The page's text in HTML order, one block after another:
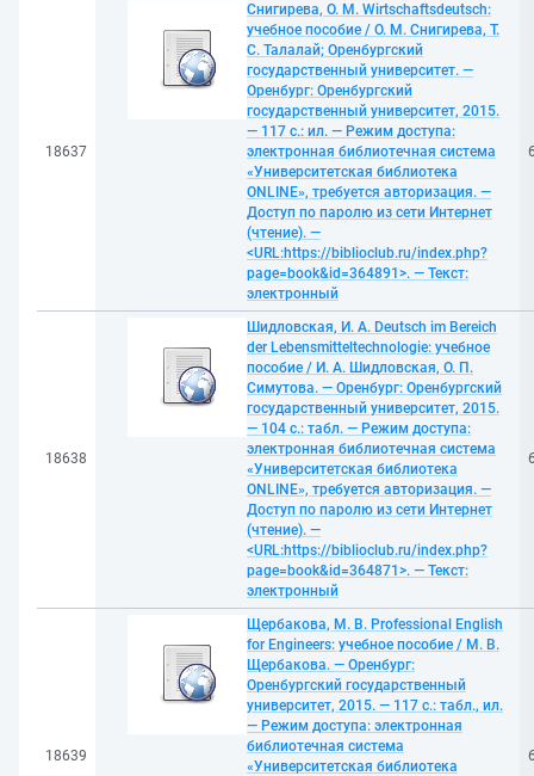
18637
Снигирева, О. М. Wirtschaftsdeutsch:
учебное пособие / О. М. Снигирева, Т.
С. Талалай; Оренбургский
государственный университет. —
Оренбург: Оренбургский
государственный университет, 2015.
— 117 с.: ил. — Режим доступа:
электронная библиотечная система
«Университетская библиотека
ONLINE», требуется авторизация. —
Доступ по паролю из сети Интернет
(чтение). —
<URL:https://biblioclub.ru/index.php?
page=book&id=364891>. — Текст:
электронный
18638
Шидловская, И. А. Deutsch im Bereich
der Lebensmitteltechnologie: учебное
пособие / И. А. Шидловская, О. П.
Симутова. — Оренбург: Оренбургский
государственный университет, 2015.
— 104 с.: табл. — Режим доступа:
электронная библиотечная система
«Университетская библиотека
ONLINE», требуется авторизация. —
Доступ по паролю из сети Интернет
(чтение). —
<URL:https://biblioclub.ru/index.php?
page=book&id=364871>. — Текст:
электронный
18639
Щербакова, М. В. Professional English
for Engineers: учебное пособие / М. В.
Щербакова. — Оренбург:
Оренбургский государственный
университет, 2015. — 117 с.: табл., ил.
— Режим доступа: электронная
библиотечная система
«Университетская библиотека